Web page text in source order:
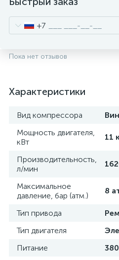
+7
Пока нет отзывов
Характеристики
Вид компрессора
Мощность двигателя,
кВт
11
Производительность,
л/мин
Максимальное
давление, бар (атм.)
8
Тип привода
Тип двигателя
Питание